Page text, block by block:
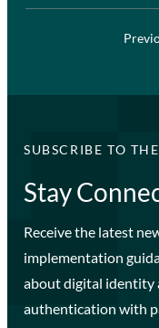
SUBSCRIBE TO
Stay
Receive the latest
implementation
about digital identity
authentication with